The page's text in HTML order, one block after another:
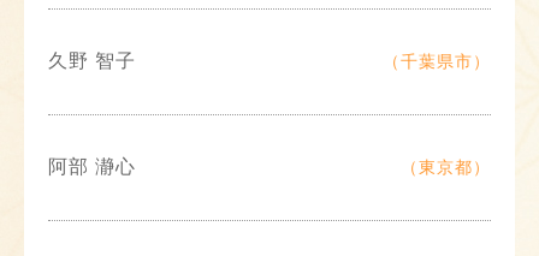
久野 智子 （千葉県市）
阿部 瀞心 （東京都）